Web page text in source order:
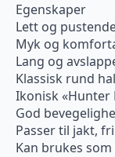
Egenskaper
Lett og
Myk og
Lang og
Klassisk rund
Ikonisk «Hunter
God
Passer til jakt,
Kan brukes